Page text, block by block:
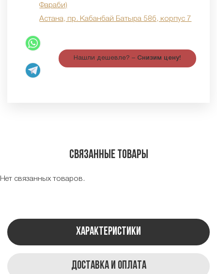
Фараби)
Астана, пр. Кабанбай Батыра 58б, корпус 7
Нашли дешевле? – Снизим цену!
Связанные товары
Нет связанных товаров.
Характеристики
Доставка и оплата